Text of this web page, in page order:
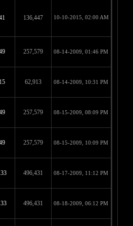
136,447 10-10-2015, 02:00 AM
257,579 08-14-2009, 01:46 PM
15 62,913 08-14-2009, 10:31 PM
257,579 08-15-2009, 08:09 PM
257,579 08-15-2009, 10:09 PM
496,431 08-17-2009, 11:12 PM
496,431 08-18-2009, 06:12 PM